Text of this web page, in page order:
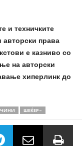
и техничките
авторски права
е казниво со
на авторски
хиперлинк до
ШЕЌЕР–